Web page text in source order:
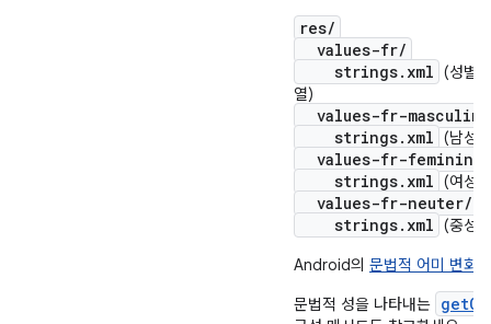
res/
values-fr/
strings.xml (성별
열)
values-fr-
strings.xml (남성
values-fr-feminine/
strings.xml (여성
values-fr-neuter/
strings.xml (중성
Android의 문법적 어미 변화
문법적 성을 나타내는